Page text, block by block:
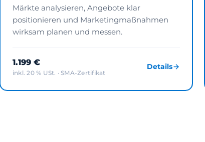
Märkte analysieren, Angebote klar
positionieren und Marketingmaßnahmen
wirksam planen und messen.
1.199 €
inkl. 20 % USt. · SMA-Zertifikat
Details